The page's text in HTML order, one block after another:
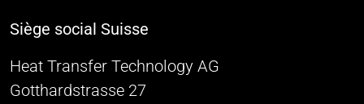
Siège social Suisse
Heat Transfer Technology AG
Gotthardstrasse 27